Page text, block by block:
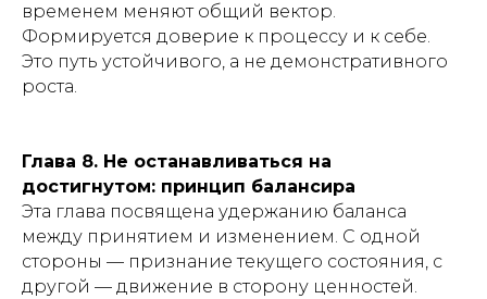
временем меняют общий вектор.
Формируется доверие к процессу и к себе.
Это путь устойчивого, а не демонстративного
роста.
Глава 8. Не останавливаться на
достигнутом: принцип балансира
Эта глава посвящена удержанию баланса
между принятием и изменением. С одной
стороны — признание текущего состояния, с
другой — движение в сторону ценностей.